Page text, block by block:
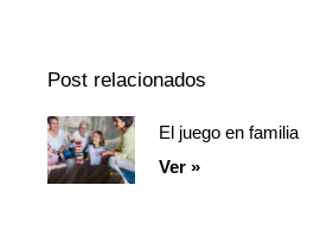
Pódcast
Post relacionados
El juego en familia
Ver »
Página
Página